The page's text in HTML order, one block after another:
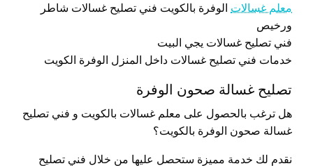
معلم غسالات الوفرة بالكويت فني تصليح غسالات شاطر
ورخيص
فني تصليح غسالات يجي البيت
خدمات فني تصليح غسالات داخل المنزل الوفرة الكويت
تصليح غسالة صحون الوفرة
هل ترغب بالحصول على معلم غسالات بالكويت و فني تصليح
غسالة صحون الوفرة بالكويت؟
نقدم لك خدمة مميزة ستحصل عليها من خلال فني تصليح